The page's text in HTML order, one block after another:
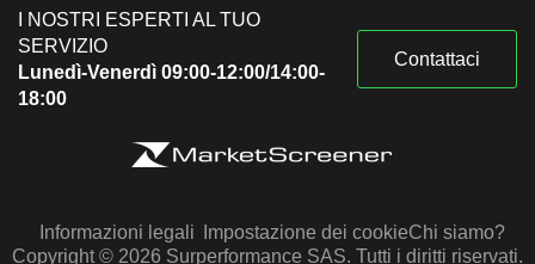
I NOSTRI ESPERTI AL TUO
SERVIZIO
Lunedì-Venerdì 09:00-12:00/14:00-
18:00
Contattaci
Informazioni legali Impostazione dei cookieChi siamo?
Copyright © 2026 Surperformance SAS. Tutti i diritti riservati.